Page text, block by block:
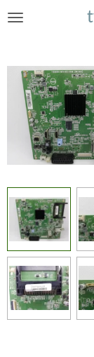
Ga
hoofdinhoud